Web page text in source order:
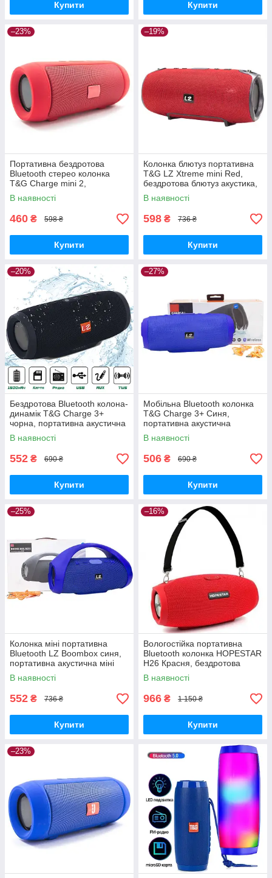
Купити Купити
–23%
Портативна бездротова
Bluetooth стерео колонка
T&G Charge mini 2,
Портативна бездротова
блютуз колонка
В наявності
460 ₴ 598 ₴
Купити
–19%
Колонка блютуз портативна
T&G LZ Xtreme mini Red,
бездротова блютуз акустика,
портативна колонка-динаміка
В наявності
598 ₴ 736 ₴
Купити
–20%
Бездротова Bluetooth колона-
динамік T&G Charge 3+
чорна, портативна акустична
колонка з блютуз
В наявності
552 ₴ 690 ₴
Купити
–27%
Мобільна Bluetooth колонка
T&G Charge 3+ Синя,
портативна акустична
колонка з блютуз, колонка
динамік
В наявності
506 ₴ 690 ₴
Купити
–25%
Колонка міні портативна
Bluetooth LZ Boombox синя,
портативна акустична міні
колонка з блютуз
В наявності
552 ₴ 736 ₴
Купити
–16%
Вологостійка портативна
Bluetooth колонка HOPESTAR
H26 Красня, бездротова
блютуз колонка з USB, FM
В наявності
966 ₴ 1 150 ₴
Купити
–23%